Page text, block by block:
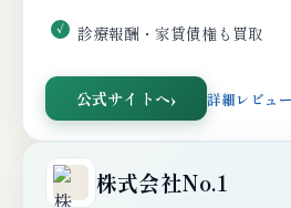
診療報酬・家賃債権も買取
公式サイトへ 詳細レビュ
株式会社No.1